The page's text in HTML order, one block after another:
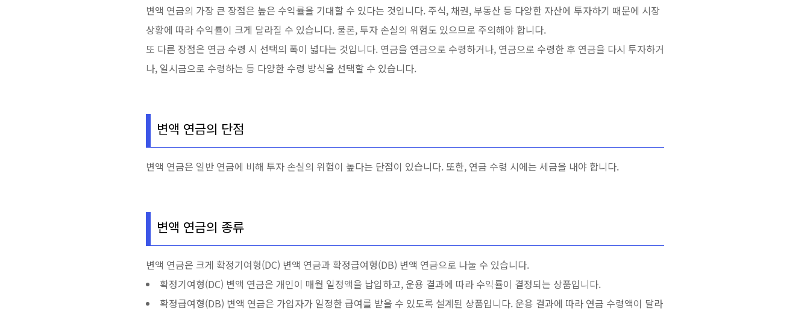
변액 연금의 가장 큰 장점은 높은 수익률을 기대할 수 있다는 것입니다. 주식, 채권, 부동산 등 다양한 자산에 투자하기 때문에 시장
상황에 따라 수익률이 크게 달라질 수 있습니다. 물론, 투자 손실의 위험도 있으므로 주의해야 합니다.
또 다른 장점은 연금 수령 시 선택의 폭이 넓다는 것입니다. 연금을 연금으로 수령하거나, 연금으로 수령한 후 연금을 다시 투자하거
나, 일시금으로 수령하는 등 다양한 수령 방식을 선택할 수 있습니다.
변액 연금의 단점
변액 연금은 일반 연금에 비해 투자 손실의 위험이 높다는 단점이 있습니다. 또한, 연금 수령 시에는 세금을 내야 합니다.
변액 연금의 종류
변액 연금은 크게 확정기여형(DC) 변액 연금과 확정급여형(DB) 변액 연금으로 나눌 수 있습니다.
확정기여형(DC) 변액 연금은 개인이 매월 일정액을 납입하고, 운용 결과에 따라 수익률이 결정되는 상품입니다.
확정급여형(DB) 변액 연금은 가입자가 일정한 급여를 받을 수 있도록 설계된 상품입니다. 운용 결과에 따라 연금 수령액이 달라